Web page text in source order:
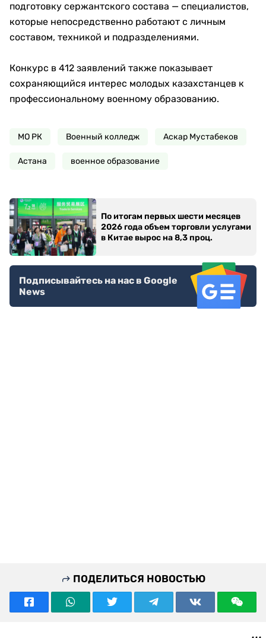
подготовку сержантского состава — специалистов,
которые непосредственно работают с личным
составом, техникой и подразделениями.
Конкурс в 412 заявлений также показывает
сохраняющийся интерес молодых казахстанцев к
профессиональному военному образованию.
МО РК Военный колледж Аскар Мустабеков
Астана военное образование
По итогам первых шести месяцев
2026 года объем торговли услугами
в Китае вырос на 8,3 проц.
Подписывайтесь на нас в Google
News
ПОДЕЛИТЬСЯ НОВОСТЬЮ